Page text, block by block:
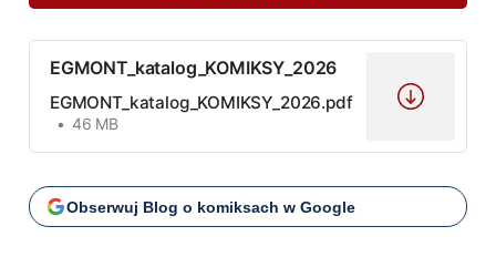
EGMONT_katalog_KOMIKSY_2026
EGMONT_katalog_KOMIKSY_2026.pdf
46 MB
Obserwuj Blog o komiksach w Google